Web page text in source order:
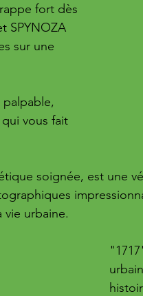
fort dès
SPYNOZA
sur une
vous fait
soignée, est une
urbaine.